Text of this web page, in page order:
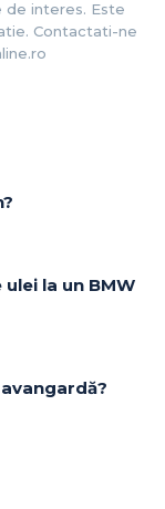
interes. Este
Contactati-ne
la un BMW